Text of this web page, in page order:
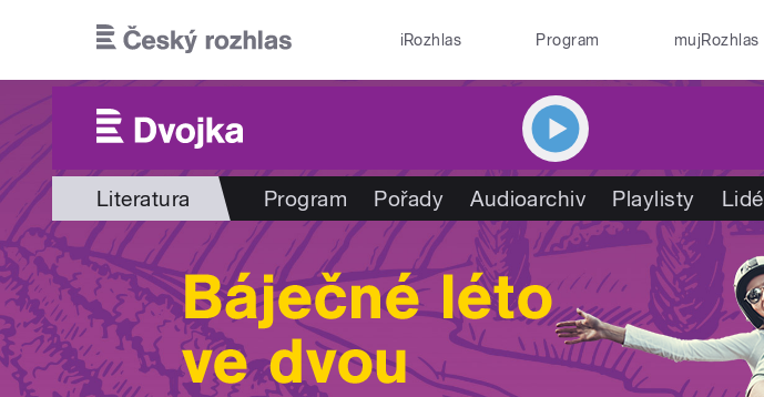
iRozhlas Program mujRozhlas
Literatura Program Pořady Audioarchiv Playlisty Lidé